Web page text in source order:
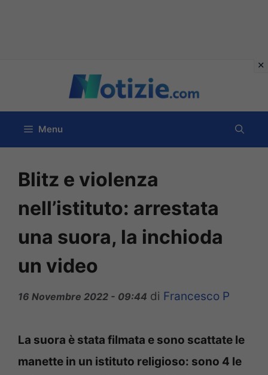
contenuto
Menu
Blitz e violenza
nell’istituto: arrestata
una suora, la inchioda
un video
16 Novembre 2022 - 09:44 di Francesco P
La suora è stata filmata e sono scattate le
manette in un istituto religioso: sono 4 le